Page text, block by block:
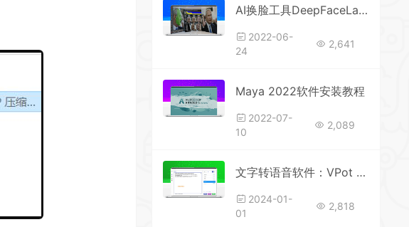
AI换脸工具DeepFaceLab0602汉化版
2022-06-
24
2,641
Maya 2022软件安装教程
2022-07-
10
2,089
文字转语音软件：VPot FREE_v2306
2024-01-
01
2,818